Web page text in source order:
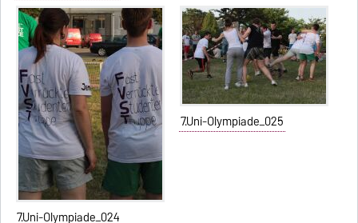
7.Uni-Olympiade_024
7.Uni-Olympiade_025